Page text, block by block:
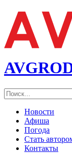
Новости
Афиша
Погода
Стать
Контакты